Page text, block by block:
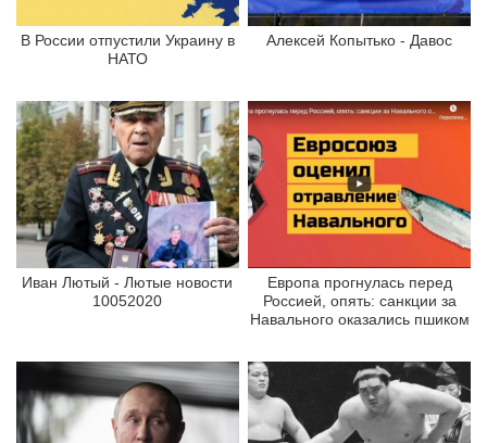
В России отпустили Украину в
НАТО
Алексей Копытько - Давос
Иван Лютый - Лютые новости
10052020
Европа прогнулась перед
Россией, опять: санкции за
Навального оказались пшиком